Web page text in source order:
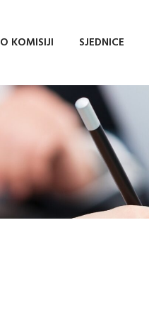
O KOMISIJI SJEDNICE